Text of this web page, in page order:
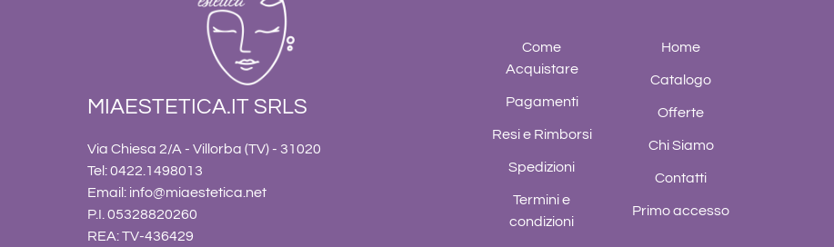
MIAESTETICA.IT SRLS
Via Chiesa 2/A - Villorba (TV) - 31020
Tel: 0422.1498013
Email: info@miaestetica.net
P.I. 05328820260
REA: TV-436429
Come
Acquistare
Pagamenti
Resi e Rimborsi
Spedizioni
Termini e
condizioni
Home
Catalogo
Offerte
Chi Siamo
Contatti
Primo accesso